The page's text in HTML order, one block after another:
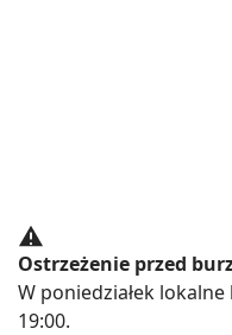
Ostrzeżenie przed
W poniedziałek
19:00.